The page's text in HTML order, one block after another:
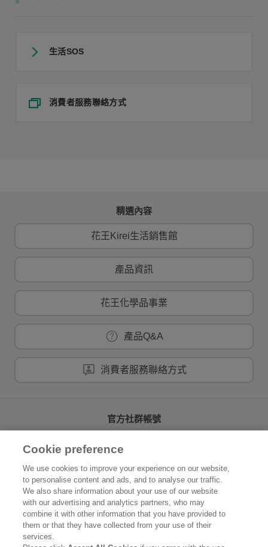
生活SOS
消費者服務聯絡方式
精選內容
花王Kirei生活銷售館
產品資訊
花王化學品事業
產品Q&A
消費者服務聯絡方式
官方社群帳號
首頁 關於花王
可持續發展 創新研發
品牌資訊
Cookie preference
We use cookies to improve your experience on our website,
to personalise content and ads, and to analyse our traffic.
We also share information about your use of our website
with our advertising and analytics partners, who may
combine it with other information that you have provided to
them or that they have collected from your use of their
services.